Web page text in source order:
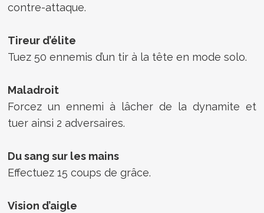
contre-attaque.
Tireur d’élite
Tuez 50 ennemis d’un tir à la tête en mode solo.
Maladroit
Forcez un ennemi à lâcher de la dynamite et
tuer ainsi 2 adversaires.
Du sang sur les mains
Effectuez 15 coups de grâce.
Vision d’aigle